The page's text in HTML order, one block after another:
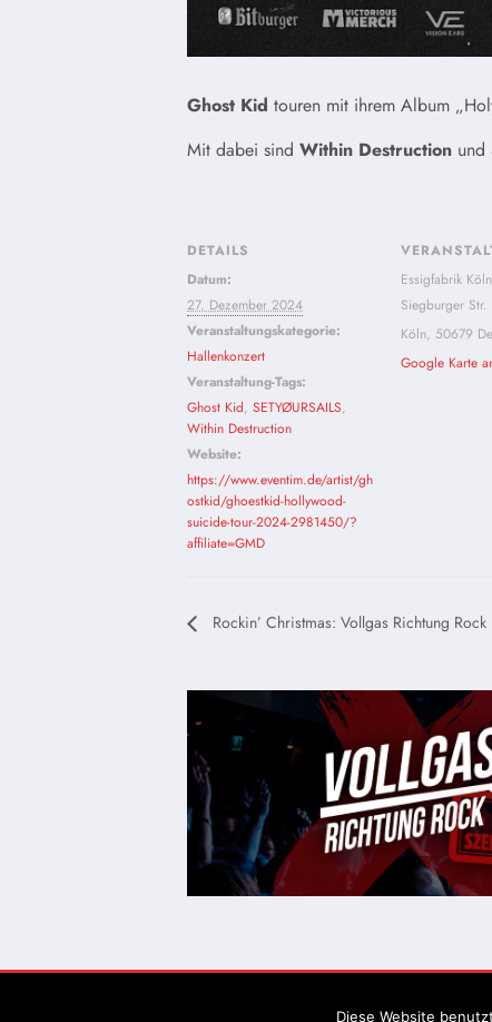
Ghost Kid touren mit ihrem Album
Mit dabei sind Within Destruction und
DETAILS
Datum:
27. Dezember 2024
Veranstaltungskategorie:
Hallenkonzert
Veranstaltung-Tags:
Ghost Kid, SETYØURSAILS,
Within Destruction
Website:
https://www.eventim.de/artist/gh
ostkid/ghoestkid-hollywood-
suicide-tour-2024-2981450/?
affiliate=GMD
Essigfabrik Köln
Siegburger Str.
Köln, 50679
Google Karte
Rockin’ Christmas: Vollgas Richtung
Diese Website